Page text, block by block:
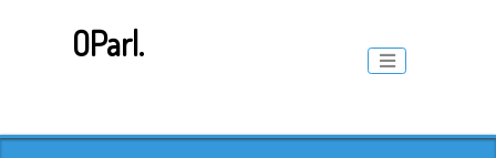
OParl. Toggle